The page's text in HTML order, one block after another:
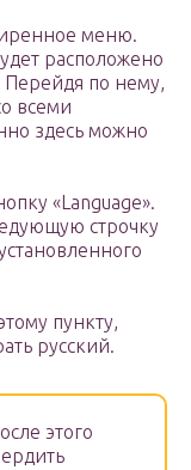
меню.
расположено
по нему,
всеми
здесь можно
«Language».
строчку
пункту,
русский.
этого